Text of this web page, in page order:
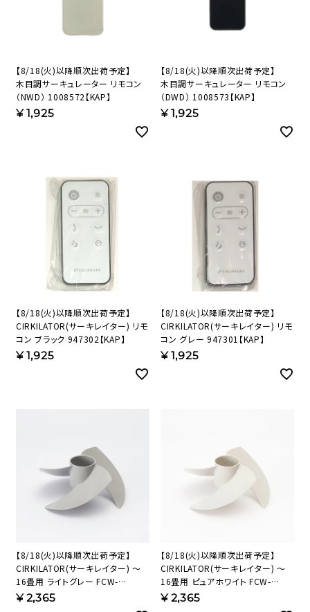
【8/18(火)以降順次出荷予定】
木目調サーキュレーター リモコン
（NWD） 1008572【KAP】
¥1,925
【8/18(火)以降順次出荷予定】
木目調サーキュレーター リモコン
（DWD） 1008573【KAP】
¥1,925
【8/18(火)以降順次出荷予定】
CIRKILATOR(サーキレイター) リモ
コン ブラック 947302【KAP】
¥1,925
【8/18(火)以降順次出荷予定】
CIRKILATOR(サーキレイター) リモ
コン グレー 947301【KAP】
¥1,925
【8/18(火)以降順次出荷予定】
CIRKILATOR(サーキレイター) ～
16畳用 ライトグレー FCW-
180D(LGY) 羽根(指入れ防止シー
¥2,365
【8/18(火)以降順次出荷予定】
CIRKILATOR(サーキレイター) ～
16畳用 ピュアホワイト FCW-
180D(PWH) 羽根(指入れ防止シー
¥2,365